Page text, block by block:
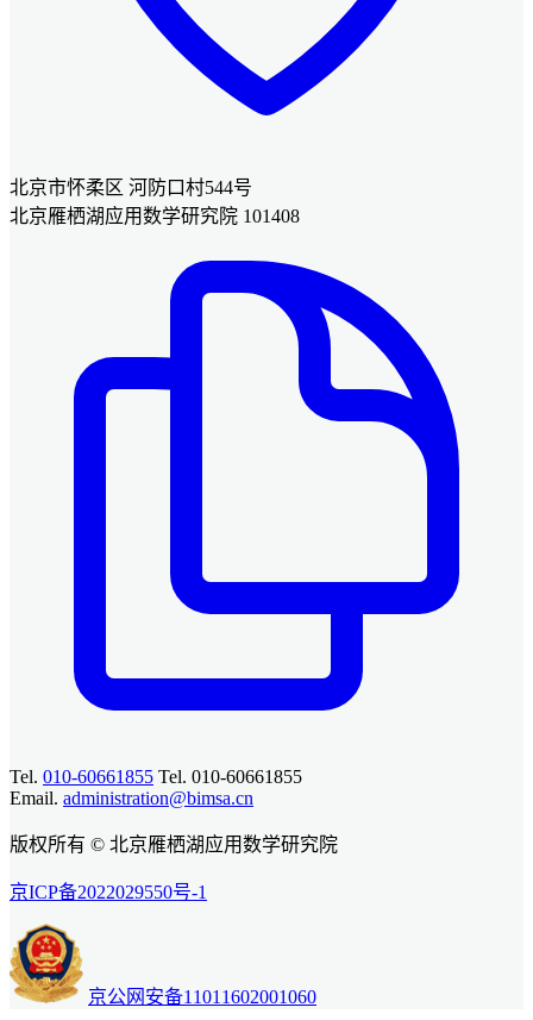
北京市怀柔区 河防口村544号
北京雁栖湖应用数学研究院 101408
Tel. 010-60661855 Tel. 010-60661855
Email. administration@bimsa.cn
版权所有 © 北京雁栖湖应用数学研究院
京ICP备2022029550号-1
京公网安备11011602001060